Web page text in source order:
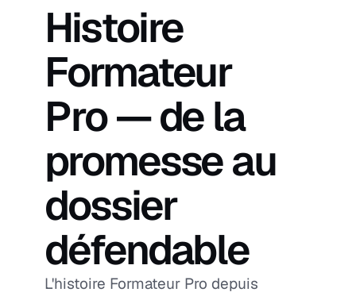
Histoire
Formateur
Pro — de la
promesse au
dossier
défendable
L'histoire Formateur Pro depuis